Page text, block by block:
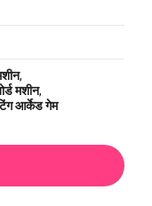
,
मशीन,
आर्केड गेम